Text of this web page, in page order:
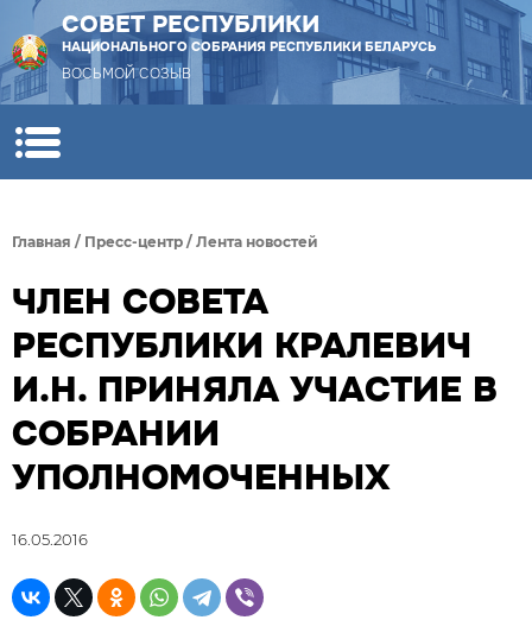
СОВЕТ РЕСПУБЛИКИ
НАЦИОНАЛЬНОГО СОБРАНИЯ РЕСПУБЛИКИ БЕЛАРУСЬ
ВОСЬМОЙ СОЗЫВ
Главная / Пресс-центр / Лента новостей
ЧЛЕН СОВЕТА
РЕСПУБЛИКИ КРАЛЕВИЧ
И.Н. ПРИНЯЛА УЧАСТИЕ В
СОБРАНИИ
УПОЛНОМОЧЕННЫХ
16.05.2016